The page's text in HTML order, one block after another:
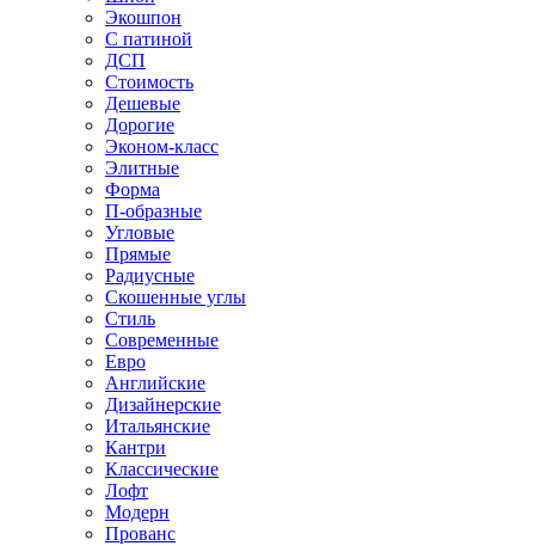
Экошпон
С патиной
ДСП
Стоимость
Дешевые
Дорогие
Эконом-класс
Элитные
Форма
П-образные
Угловые
Прямые
Радиусные
Скошенные углы
Стиль
Современные
Евро
Английские
Дизайнерские
Итальянские
Кантри
Классические
Лофт
Модерн
Прованс